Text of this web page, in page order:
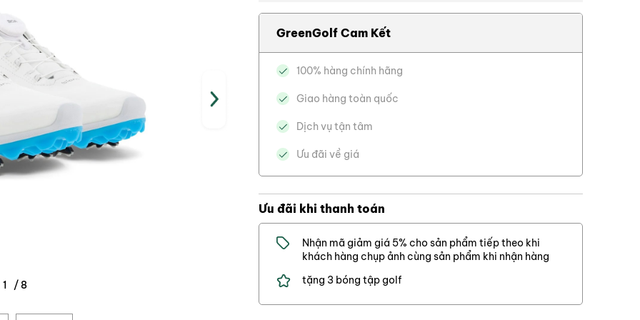
1 /8
/
/ 1/0
GreenGolf Cam Kết
100% hàng chính hãng
Giao hàng toàn quốc
Dịch vụ tận tâm
Ưu đãi về giá
Ưu đãi khi thanh toán
Nhận mã giảm giá 5% cho sản phẩm tiếp theo khi
khách hàng chụp ảnh cùng sản phẩm khi nhận hàng
tặng 3 bóng tập golf